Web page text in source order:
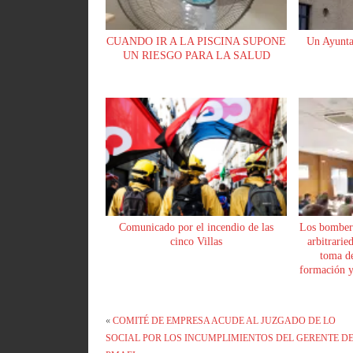
CUANDO IR A LA PISCINA SUPONE
UN RIESGO PARA LA SALUD
Un
Comunicado por el incendio de las
cinco Villas
Los
toma
formación
«COMITÉ DE EMPRESA ACUDE AL JUZGADO DE LO
SOCIAL POR LOS INCUMPLIMIENTOS DEL GERENTE